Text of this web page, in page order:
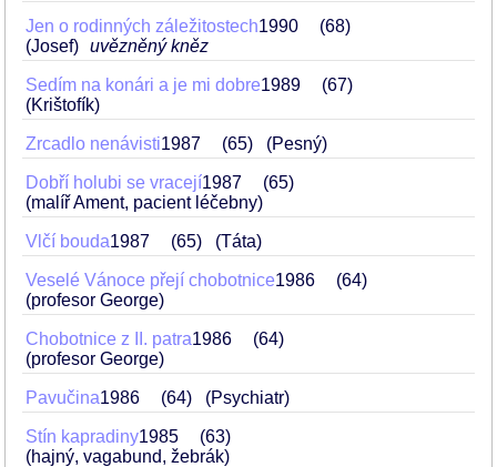
Jen o rodinných záležitostech1990
68
(Josef) uvězněný kněz
Sedím na konári a je mi dobre1989
67
(Krištofík)
Zrcadlo nenávisti1987 65 (Pesný)
Dobří holubi se vracejí1987
65
(malíř Ament, pacient léčebny)
Vlčí bouda1987 65 (Táta)
Veselé Vánoce přejí chobotnice1986
64
(profesor George)
Chobotnice z II. patra1986
64
(profesor George)
Pavučina1986 64 (Psychiatr)
Stín kapradiny1985
63
(hajný, vagabund, žebrák)